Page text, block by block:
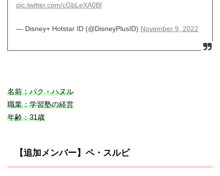
pic.twitter.com/cGbLeXA0Bl
— Disney+ Hotstar ID (@DisneyPlusID) November 9, 2022
名前：パク・ハヌル
職業：学習塾の経営
年齢：31歳
【追加メンバー】ペ・スルビ